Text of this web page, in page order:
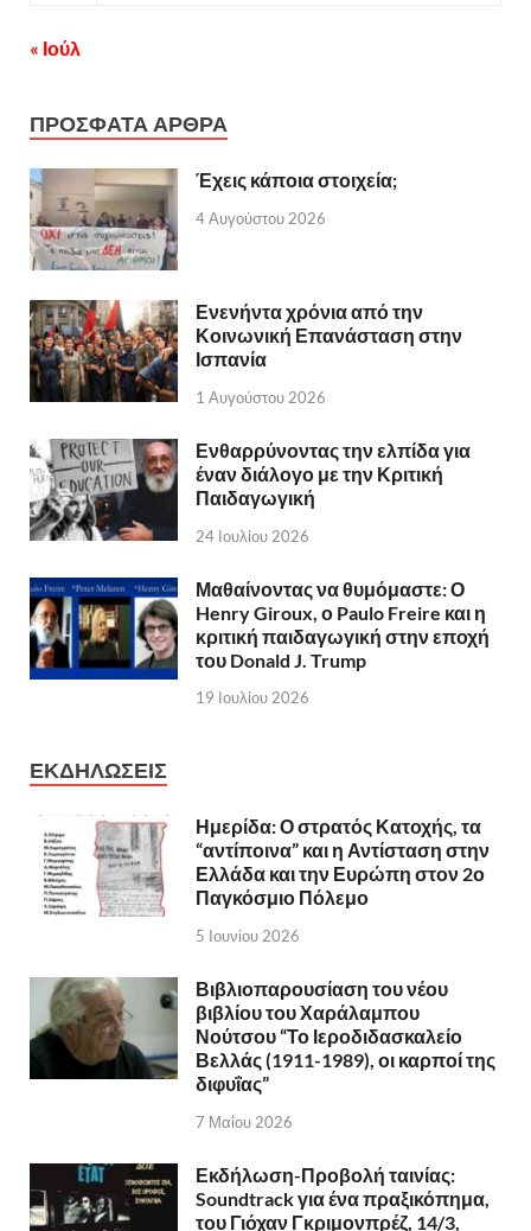
« Ιούλ
ΠΡΟΣΦΑΤΑ ΑΡΘΡΑ
Έχεις κάποια στοιχεία;
4 Αυγούστου 2026
Ενενήντα χρόνια από την
Κοινωνική Επανάσταση στην
Ισπανία
1 Αυγούστου 2026
Ενθαρρύνοντας την ελπίδα για
έναν διάλογο με την Κριτική
Παιδαγωγική
24 Ιουλίου 2026
Μαθαίνοντας να θυμόμαστε: Ο
Henry Giroux, ο Paulo Freire και η
κριτική παιδαγωγική στην εποχή
του Donald J. Trump
19 Ιουλίου 2026
ΕΚΔΗΛΩΣΕΙΣ
Ημερίδα: Ο στρατός Κατοχής, τα
“αντίποινα” και η Αντίσταση στην
Ελλάδα και την Ευρώπη στον 2ο
Παγκόσμιο Πόλεμο
5 Ιουνίου 2026
Βιβλιοπαρουσίαση του νέου
βιβλίου του Χαράλαμπου
Νούτσου “Το Ιεροδιδασκαλείο
Βελλάς (1911-1989), οι καρποί της
διφυΐας”
7 Μαΐου 2026
Εκδήλωση-Προβολή ταινίας:
Soundtrack για ένα πραξικόπημα,
του Γιόχαν Γκριμονπρέζ, 14/3,